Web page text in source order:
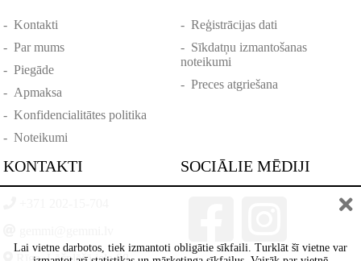
-Kontakti
-Par mums
-Piegāde
- Apmaksa
-Konfidencialitātes politika
-Noteikumi
- Reģistrācijas dati
- Sīkdatņu izmantošanas
noteikumi
- Preces atgriešana
KONTAKTI
Rīga, Lāčplēšā iela 88
SOCIĀLIE MĒDIJI
Lai vietne darbotos, tiek izmantoti obligātie sīkfaili. Turklāt šī vietne var